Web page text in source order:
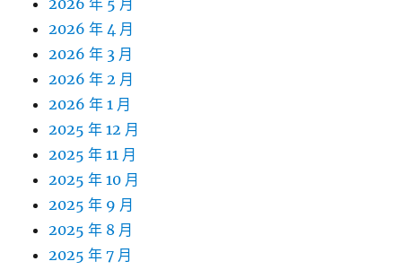
2026 年 5 月
2026 年 4 月
2026 年 3 月
2026 年 2 月
2026 年 1 月
2025 年 12 月
2025 年 11 月
2025 年 10 月
2025 年 9 月
2025 年 8 月
2025 年 7 月